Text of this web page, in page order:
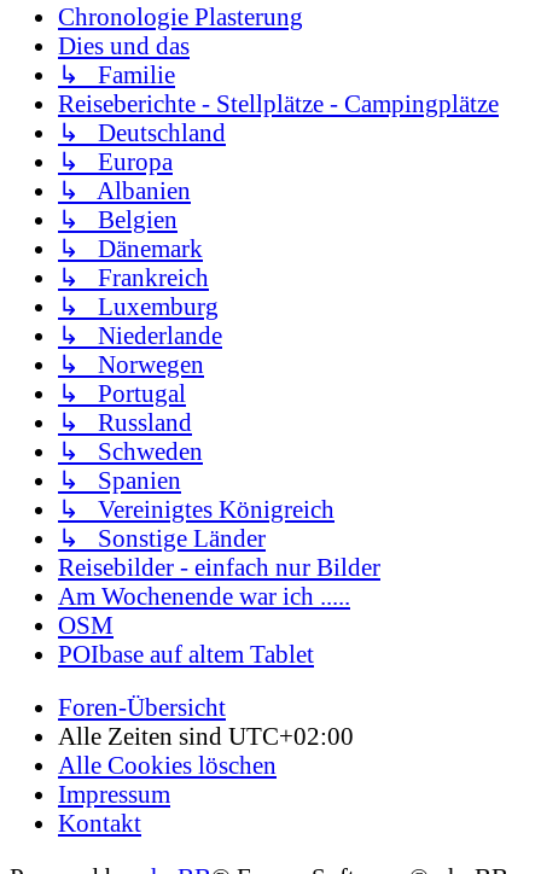
Chronologie Plasterung
Dies und das
↳ Familie
Reiseberichte - Stellplätze - Campingplätze
↳ Deutschland
↳ Europa
↳ Albanien
↳ Belgien
↳ Dänemark
↳ Frankreich
↳ Luxemburg
↳ Niederlande
↳ Norwegen
↳ Portugal
↳ Russland
↳ Schweden
↳ Spanien
↳ Vereinigtes Königreich
↳ Sonstige Länder
Reisebilder - einfach nur Bilder
Am Wochenende war ich .....
OSM
POIbase auf altem Tablet
Foren-Übersicht
Alle Zeiten sind UTC+02:00
Alle Cookies löschen
Impressum
Kontakt